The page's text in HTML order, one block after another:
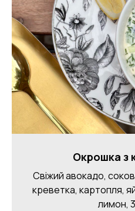
Окрошка з
Свіжий авокадо,
креветка, картопля,
лимон,